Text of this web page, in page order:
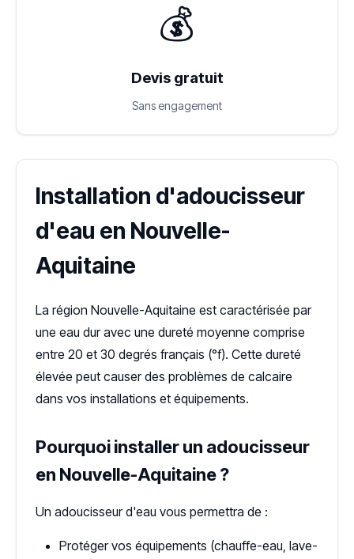
💰
Devis gratuit
Sans engagement
Installation d'adoucisseur
d'eau en Nouvelle-
Aquitaine
La région Nouvelle-Aquitaine est caractérisée par
une eau dur avec une dureté moyenne comprise
entre 20 et 30 degrés français (°f). Cette dureté
élevée peut causer des problèmes de calcaire
dans vos installations et équipements.
Pourquoi installer un adoucisseur
en Nouvelle-Aquitaine ?
Un adoucisseur d'eau vous permettra de :
Protéger vos équipements (chauffe-eau, lave-